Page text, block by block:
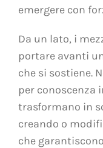
emergere con
Da un lato, i
portare avanti
che si sostiene.
per conoscenza
trasformano in
creando o
che